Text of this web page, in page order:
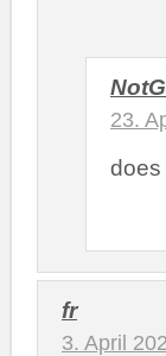
23.
does
fr
3. April